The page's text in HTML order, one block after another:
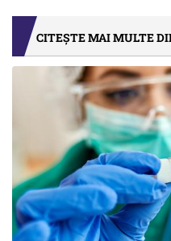
CITEȘTE MAI MULTE